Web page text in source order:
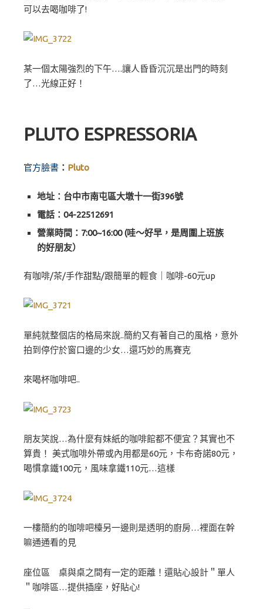
可以去喝咖啡了!
某一個太陽強烈的下午….讓人昏昏沉沉是出門的時刻
了…光線正好！
PLUTO ESPRESSORIA
官方臉書 ： Pluto
地址：台中市南屯區大墩十一街396號
電話：04-22512691
營業時間：7:00~16:00 (哇～好早，是周圍上班族
的好朋友）
有咖啡/茶/手作甜點/跟簡單的輕食｜咖啡-60元up
單純就整個店的格局來說..簡約又有著自己的風格，意外
拍到停佇於窗口邊的少女…還巧妙的馬賽克
來喝杯咖啡吧..
朋友笑說…為什麼有妹紙的咖啡館都不便宜？其實也不
算貴！ 美式咖啡外帶或內用都是60元，卡布奇諾80元，
喝慣拿鐵100元，風味拿鐵110元…這樣
一樓簡約的咖啡吧檯另一邊則是透明的廚房…裡面在幹
嘛通通看的見
座位區 桌與桌之間有一定的距離！還貼心設計＂單人
＂咖啡區…提供插座，好貼心!